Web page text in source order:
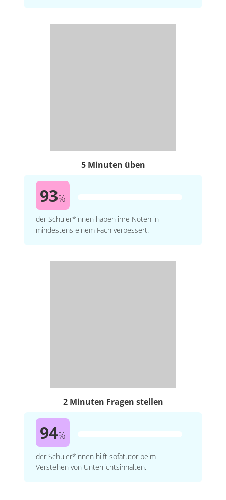
5 Minuten üben
93%
der Schüler*innen haben ihre Noten in
mindestens einem Fach verbessert.
2 Minuten Fragen stellen
94%
der Schüler*innen hilft sofatutor beim
Verstehen von Unterrichtsinhalten.